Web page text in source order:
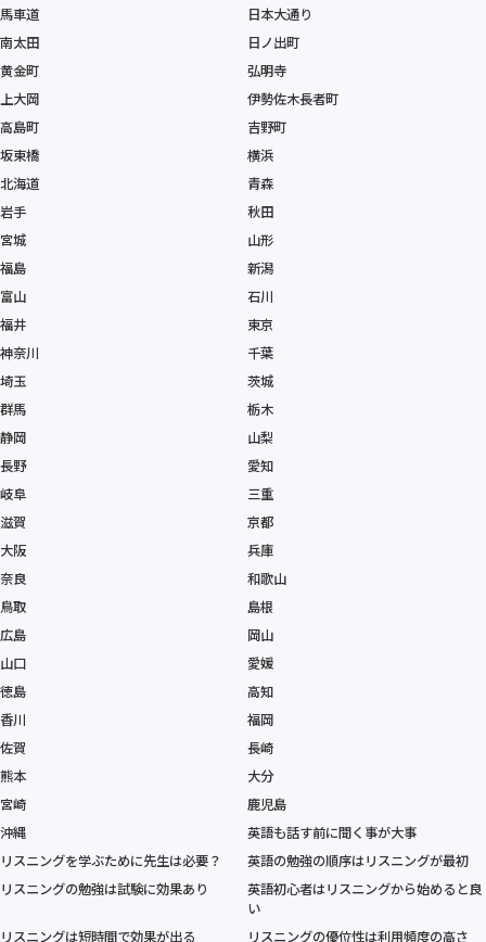
馬車道
日本大通り
南太田
日ノ出町
黄金町
弘明寺
上大岡
伊勢佐木長者町
高島町
吉野町
坂東橋
横浜
北海道
青森
岩手
秋田
宮城
山形
福島
新潟
富山
石川
福井
東京
神奈川
千葉
埼玉
茨城
群馬
栃木
静岡
山梨
長野
愛知
岐阜
三重
滋賀
京都
大阪
兵庫
奈良
和歌山
鳥取
島根
広島
岡山
山口
愛媛
徳島
高知
香川
福岡
佐賀
長崎
熊本
大分
宮崎
鹿児島
沖縄
英語も話す前に聞く事が大事
リスニングを学ぶために先生は必要？
英語の勉強の順序はリスニングが最初
リスニングの勉強は試験に効果あり
英語初心者はリスニングから始めると良
い
リスニングは短時間で効果が出る
リスニングの優位性は利用頻度の高さ